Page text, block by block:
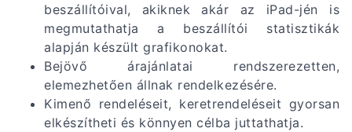
beszállítóival, akiknek akár az iPad-jén is
megmutathatja a beszállítói statisztikák
alapján készült grafikonokat.
Bejövő árajánlatai rendszerezetten,
elemezhetően állnak rendelkezésére.
Kimenő rendeléseit, keretrendeléseit gyorsan
elkészítheti és könnyen célba juttathatja.